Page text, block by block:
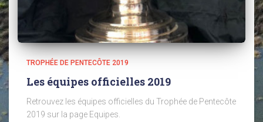
TROPHÉE DE PENTECÔTE 2019
Les équipes officielles 2019
Retrouvez les équipes officielles du Trophée de Pentecôte
2019 sur la page Equipes.